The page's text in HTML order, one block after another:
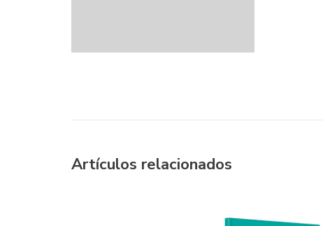
Artículos relacionados